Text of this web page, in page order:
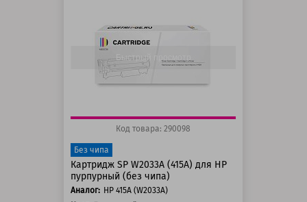
125 баллов
150 баллов
Быстрый просмотр
Код товара: 290098
Без чипа
Картридж SP W2033A (415A) для HP
пурпурный (без чипа)
Аналог: HP 415A (W2033A)